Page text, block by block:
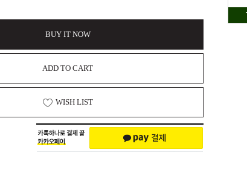
BUY IT NOW
ADD TO CART
WISH LIST